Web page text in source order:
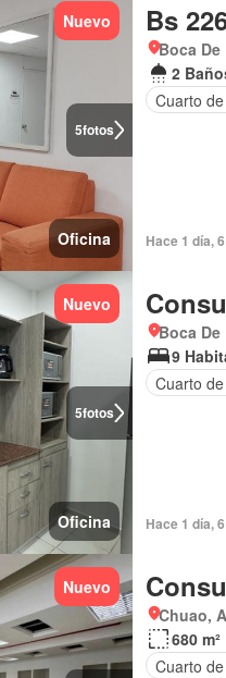
5fotos
Nuevo
Oficina
Bs
Boca
2
Cuarto
Hace 1 día,
5fotos
Nuevo
Oficina
Boca
9
Cuarto
Hace 1 día,
Nuevo
Chuao,
680 m²
Cuarto